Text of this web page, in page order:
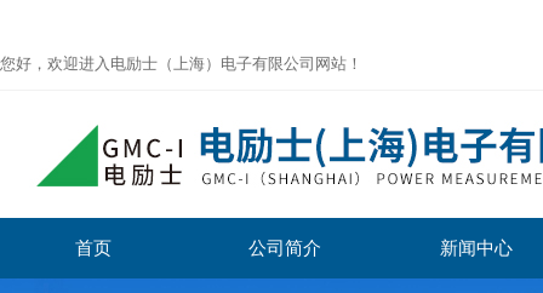
您好，欢迎进入电励士（上海）电子有限公司网站！
首页 公司简介 新闻中心